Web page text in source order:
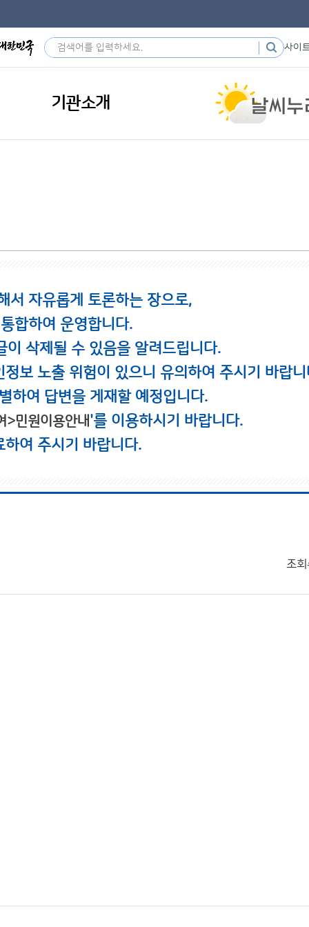
사이
기관소개
서 자유롭게 토론하는 장으로,
합하여 운영합니다.
삭제될 수 있음을 알려드립니다.
보 노출 위험이 있으니 유의하여 주시기 바랍니
하여 답변을 게재할 예정입니다.
>민원이용안내'를 이용하시기 바랍니다.
여 주시기 바랍니다.
조회